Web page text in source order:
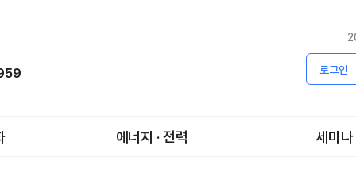
로그인
에너지 · 전력 세미나